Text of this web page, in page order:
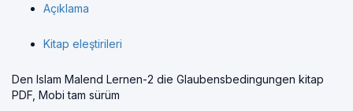
Açıklama
Kitap eleştirileri
Den Islam Malend Lernen-2 die Glaubensbedingungen kitap
PDF, Mobi tam sürüm